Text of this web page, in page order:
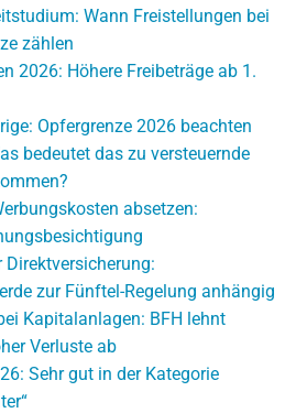
Wann Freistellungen bei
zählen
2026: Höhere Freibeträge ab 1.
Opfergrenze 2026 beachten
bedeutet das zu versteuernde
absetzen:
zur Fünftel-Regelung anhängig
Kapitalanlagen: BFH lehnt
Verluste ab
Sehr gut in der Kategorie